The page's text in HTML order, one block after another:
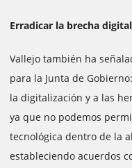
Erradicar la brecha
Vallejo también ha
para la Junta de
la digitalización y a las
ya que no podemos
tecnológica dentro de la
estableciendo acuerdos